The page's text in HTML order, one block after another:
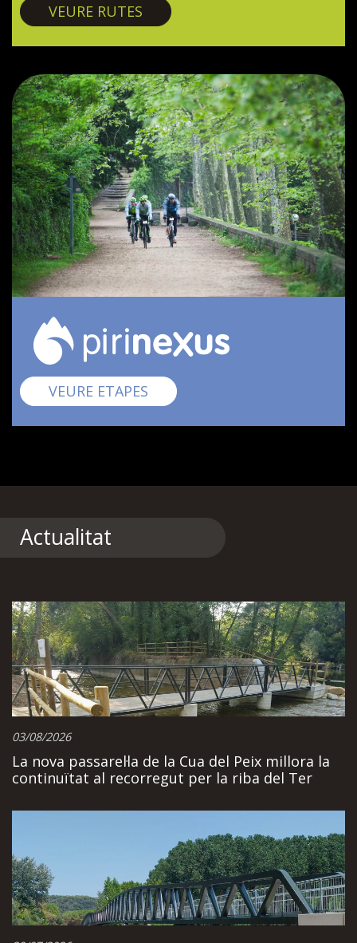
VEURE RUTES Vies verdes
VEURE ETAPES Pirinexus
Actualitat
03/08/2026
La nova passarel·la de la Cua del Peix millora la
continuïtat al recorregut per la riba del Ter